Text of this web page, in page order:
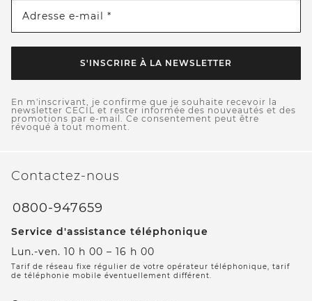
Adresse e-mail *
S'INSCRIRE À LA NEWSLETTER
En m'inscrivant, je confirme que je souhaite recevoir la
newsletter CECIL et rester informée des nouveautés et des
promotions par e-mail. Ce consentement peut être
révoqué à tout moment.
Contactez-nous
0800-947659
Service d'assistance téléphonique
Lun.-ven. 10 h 00 – 16 h 00
Tarif de réseau fixe régulier de votre opérateur téléphonique, tarif
de téléphonie mobile éventuellement différent.